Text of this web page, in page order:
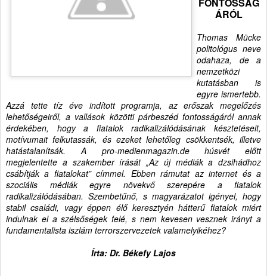
ÁRÓL
Thomas Mücke
politológus neve
odahaza, de a
nemzetközi
kutatásban is
egyre ismertebb.
Azzá tette tíz éve indított programja, az erőszak megelőzés
lehetőségeiről, a vallások közötti párbeszéd fontosságáról annak
érdekében, hogy a fiatalok radikalizálódásának késztetéseit,
motívumait felkutassák, és ezeket lehetőleg csökkentsék, illetve
hatástalanítsák. A pro-medienmagazin.de húsvét előtt
megjelentette a szakember írását „Az új médiák a dzsihádhoz
csábítják a fiatalokat” címmel. Ebben rámutat az internet és a
szociális médiák egyre növekvő szerepére a fiatalok
radikalizálódásában. Szembetűnő, s magyarázatot igényel, hogy
stabil családi, vagy éppen élő keresztyén hátterű fiatalok miért
indulnak el a szélsőségek felé, s nem kevesen vesznek irányt a
fundamentalista iszlám terrorszervezetek valamelyikéhez?
Írta: Dr. Békefy Lajos